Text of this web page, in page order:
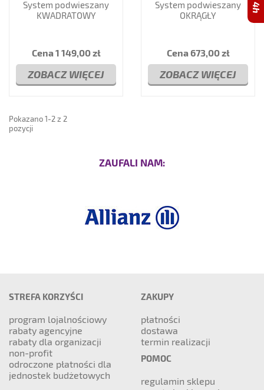
System podwieszany
KWADRATOWY
Cena1 149,00 zł
ZOBACZ WIĘCEJ
System podwieszany
OKRĄGŁY
Cena673,00 zł
ZOBACZ WIĘCEJ
Pokazano 1-2 z 2
pozycji
ZAUFALI NAM:
STREFA KORZYŚCI
program lojalnościowy
rabaty agencyjne
rabaty dla organizacji
non-profit
odroczone płatności dla
jednostek budżetowych
ZAKUPY
płatności
dostawa
termin realizacji
POMOC
regulamin sklepu